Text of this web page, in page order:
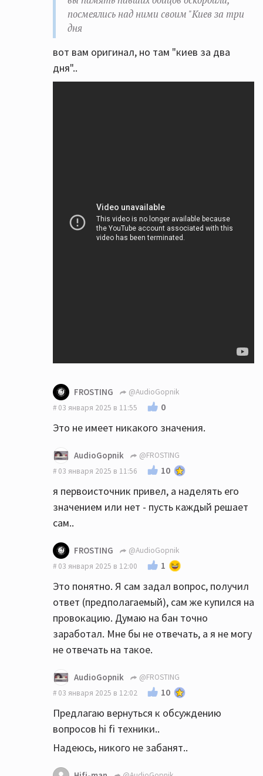
посмеялись над ними своим "Киев за три
дня
вот вам оригинал, но там "киев за два
дня"..
FROSTING
@AudioGopnik
03 января 2025 в 11:55
0
Это не имеет никакого значения.
AudioGopnik
@FROSTING
03 января 2025 в 11:56
10
я первоисточник привел, а наделять его
значением или нет - пусть каждый решает
сам..
FROSTING
@AudioGopnik
03 января 2025 в 12:00
1
Это понятно. Я сам задал вопрос, получил
ответ (предполагаемый), сам же купился на
провокацию. Думаю на бан точно
заработал. Мне бы не отвечать, а я не могу
не отвечать на такое.
AudioGopnik
@FROSTING
03 января 2025 в 12:02
10
Предлагаю вернуться к обсуждению
вопросов hi fi техники..
Надеюсь, никого не забанят..